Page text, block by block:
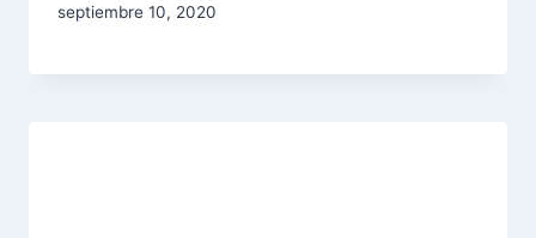
Por
septiembre 10, 2020